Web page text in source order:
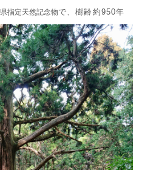
県指定天然記念物で、樹齢約950年